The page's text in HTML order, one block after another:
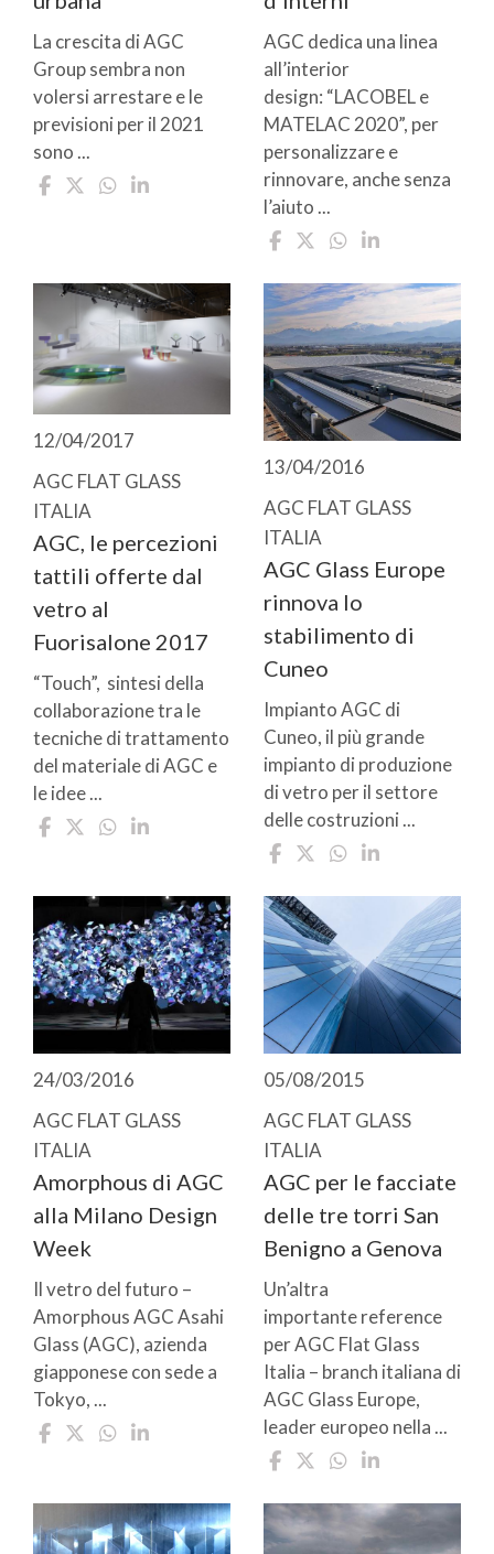
La crescita di AGC
Group sembra non
volersi arrestare e le
previsioni per il 2021
sono ...
AGC dedica una linea
all’interior
design: “LACOBEL e
MATELAC 2020”, per
personalizzare e
rinnovare, anche senza
l’aiuto ...
12/04/2017
AGC FLAT GLASS
ITALIA
AGC, le percezioni
tattili offerte dal
vetro al
Fuorisalone 2017
“Touch”, sintesi della
collaborazione tra le
tecniche di trattamento
del materiale di AGC e
le idee ...
13/04/2016
AGC FLAT GLASS
ITALIA
AGC Glass Europe
rinnova lo
stabilimento di
Cuneo
Impianto AGC di
Cuneo, il più grande
impianto di produzione
di vetro per il settore
delle costruzioni ...
24/03/2016
AGC FLAT GLASS
ITALIA
Amorphous di AGC
alla Milano Design
Week
Il vetro del futuro –
Amorphous AGC Asahi
Glass (AGC), azienda
giapponese con sede a
Tokyo, ...
05/08/2015
AGC FLAT GLASS
ITALIA
AGC per le facciate
delle tre torri San
Benigno a Genova
Un’altra
importante reference
per AGC Flat Glass
Italia – branch italiana di
AGC Glass Europe,
leader europeo nella ...